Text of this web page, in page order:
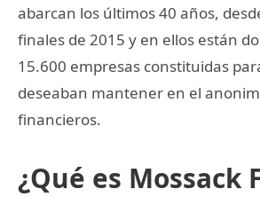
abarcan los últimos 40 años,
finales de 2015 y en ellos están
15.600 empresas constituidas
deseaban mantener en el
financieros.
¿Qué es Mossack